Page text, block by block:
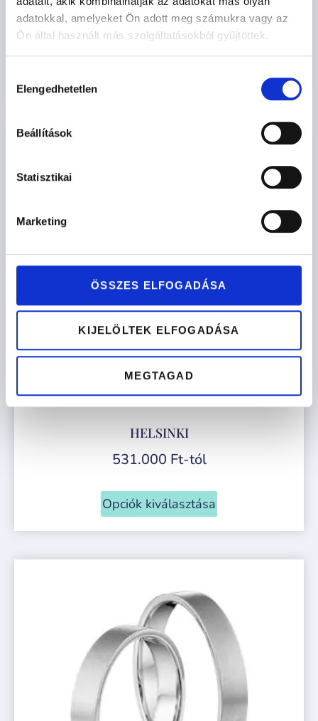
adatokkal, amelyeket Ön adott meg számukra vagy az
Ön által használt más szolgáltatásokból gyűjtöttek.
kiválasztása
Elengedhetetlen
Beállítások
Statisztikai
Marketing
ÖSSZES ELFOGADÁSA
KIJELÖLTEK ELFOGADÁSA
MEGTAGAD
501.000Ft-tól
HELSINKI
531.000 Ft-tól
Opciók kiválasztása